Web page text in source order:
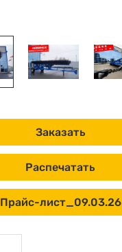
Заказать
Распечатать
Прайс-лист_09.03.26